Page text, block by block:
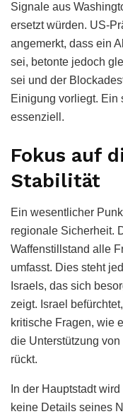
Signale aus
ersetzt würden. US-
angemerkt, dass ein
sei, betonte jedoch
sei und der
Einigung vorliegt. Ein
essenziell.
Fokus auf
Stabilität
Ein wesentlicher
regionale Sicherheit.
Waffenstillstand alle
umfasst. Dies steht
Israels, das sich
zeigt. Israel
kritische Fragen, wie
die Unterstützung
rückt.
In der Hauptstadt
keine Details seines